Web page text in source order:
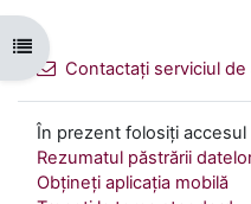
Deschide Indexul cursului
Contactați serviciul
În prezent folosiți
Rezumatul păstrării
Obțineți aplicația mobilă